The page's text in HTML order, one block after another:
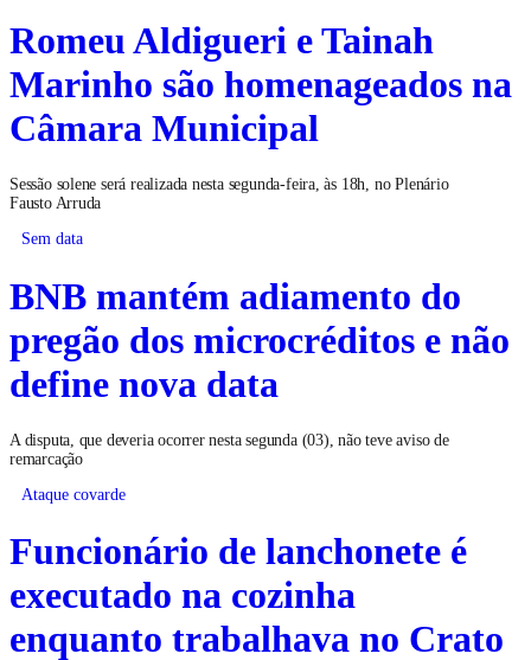
Romeu Aldigueri e Tainah
Marinho são homenageados na
Câmara Municipal
Sessão solene será realizada nesta segunda-feira, às 18h, no Plenário
Fausto Arruda
Sem data
BNB mantém adiamento do
pregão dos microcréditos e não
define nova data
A disputa, que deveria ocorrer nesta segunda (03), não teve aviso de
remarcação
Ataque covarde
Funcionário de lanchonete é
executado na cozinha
enquanto trabalhava no Crato